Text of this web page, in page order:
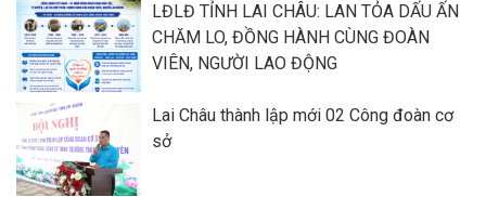
LĐLĐ TỈNH LAI CHÂU: LAN TỎA DẤU ẤN
CHĂM LO, ĐỒNG HÀNH CÙNG ĐOÀN
VIÊN, NGƯỜI LAO ĐỘNG
Lai Châu thành lập mới 02 Công đoàn cơ
sở